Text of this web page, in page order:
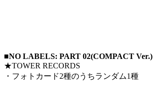
■NO LABELS: PART 02(COMPACT Ver.)
★TOWER RECORDS
・フォトカード2種のうちランダム1種